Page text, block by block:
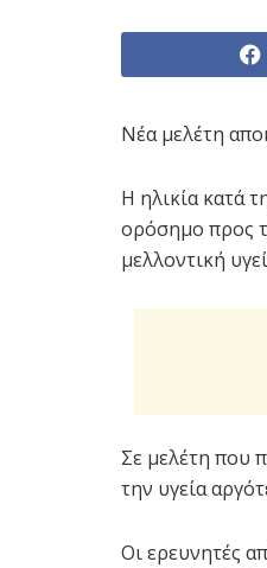
Νέα μελέτη
Η ηλικία κατά
ορόσημο προς
μελλοντική
Σε μελέτη που
την υγεία
Οι ερευνητές